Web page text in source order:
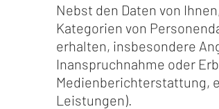
Nebst den Daten von
Kategorien von
erhalten, insbesondere
Inanspruchnahme oder
Medienberichterstattung,
Leistungen).